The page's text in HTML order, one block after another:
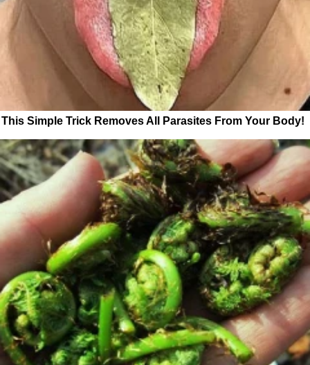
This Simple Trick Removes All Parasites From Your Body!